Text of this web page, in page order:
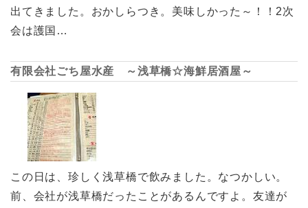
出てきました。おかしらつき。美味しかった～！！2次
会は護国…
有限会社ごち屋水産 ～浅草橋☆海鮮居酒屋～
この日は、珍しく浅草橋で飲みました。なつかしい。
前、会社が浅草橋だったことがあるんですよ。友達が